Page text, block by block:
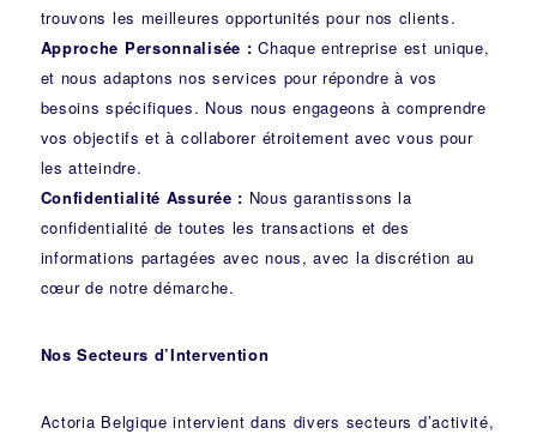
trouvons les meilleures opportunités pour nos clients.
Approche Personnalisée : Chaque entreprise est unique,
et nous adaptons nos services pour répondre à vos
besoins spécifiques. Nous nous engageons à comprendre
vos objectifs et à collaborer étroitement avec vous pour
les atteindre.
Confidentialité Assurée : Nous garantissons la
confidentialité de toutes les transactions et des
informations partagées avec nous, avec la discrétion au
cœur de notre démarche.
Nos Secteurs d’Intervention
Actoria Belgique intervient dans divers secteurs d’activité,